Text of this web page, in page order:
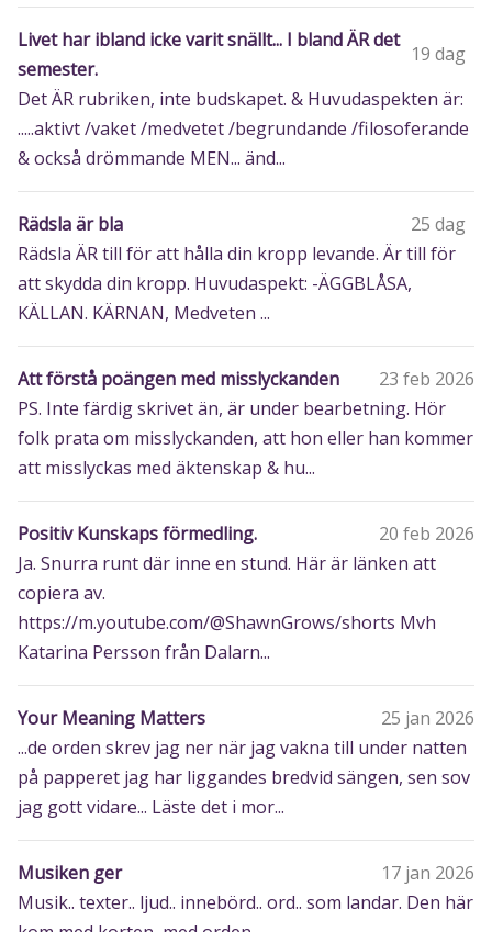
Livet har ibland icke varit snällt... I bland ÄR det
semester.
19 dag
Det ÄR rubriken, inte budskapet. & Huvudaspekten är:
.....aktivt /vaket /medvetet /begrundande /filosoferande
& också drömmande MEN... änd...
Rädsla är bla
25 dag
Rädsla ÄR till för att hålla din kropp levande. Är till för
att skydda din kropp. Huvudaspekt: -ÄGGBLÅSA,
KÄLLAN. KÄRNAN, Medveten ...
Att förstå poängen med misslyckanden
23 feb 2026
PS. Inte färdig skrivet än, är under bearbetning. Hör
folk prata om misslyckanden, att hon eller han kommer
att misslyckas med äktenskap & hu...
Positiv Kunskaps förmedling.
20 feb 2026
Ja. Snurra runt där inne en stund. Här är länken att
copiera av.
https://m.youtube.com/@ShawnGrows/shorts Mvh
Katarina Persson från Dalarn...
Your Meaning Matters
25 jan 2026
...de orden skrev jag ner när jag vakna till under natten
på papperet jag har liggandes bredvid sängen, sen sov
jag gott vidare... Läste det i mor...
Musiken ger
17 jan 2026
Musik.. texter.. ljud.. innebörd.. ord.. som landar. Den här